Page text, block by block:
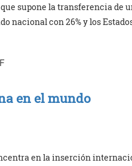
que supone la transferencia de
nacional con 26% y los
en el mundo
en la inserción